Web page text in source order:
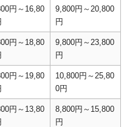
円～16,80
9,800円～20,800
円
円～18,80
9,800円～23,800
円
円～19,80
10,800円～25,80
0円
円～13,80
8,800円～15,800
円